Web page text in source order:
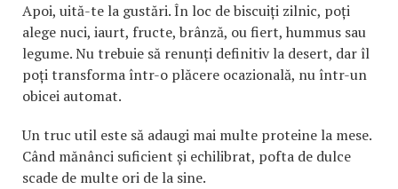
Apoi, uită-te la gustări. În loc de biscuiți zilnic, poți
alege nuci, iaurt, fructe, brânză, ou fiert, hummus sau
legume. Nu trebuie să renunți definitiv la desert, dar îl
poți transforma într-o plăcere ocazională, nu într-un
obicei automat.
Un truc util este să adaugi mai multe proteine la mese.
Când mănânci suficient și echilibrat, pofta de dulce
scade de multe ori de la sine.